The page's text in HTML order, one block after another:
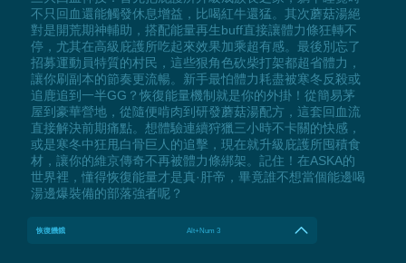
不只回血還能觸發休息增益，比喝紅牛還猛。其次蘑菇湯絕
對是開荒期神輔助，搭配能量再生buff直接讓體力條狂轉不
停，尤其在高級庇護所吃起來效果加乘超有感。最後別忘了
招募運動員特質的村民，這些狠角色砍柴打架都超省體力，
讓你刷副本的節奏更流暢。新手最怕體力耗盡被寒冬反殺或
追鹿追到一半GG？恢復能量機制就是你的外掛！從簡易茅
屋到豪華營地，從隨便啃肉到研發蘑菇湯配方，這套回血流
直接解決前期痛點。想體驗連續狩獵三小時不卡關的快感，
或是寒冬中狂甩白骨巨人的追擊，現在就升級庇護所囤積食
材，讓你的維京傳奇不再被體力條綁架。記住！在ASKA的
世界裡，懂得恢復能量才是真·肝帝，畢竟誰不想當個能邊喝
湯邊爆裝備的部落強者呢？
恢復饑餓 Alt+Num 3